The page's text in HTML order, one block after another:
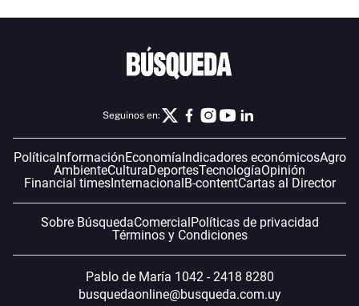
Seguinos en:
PolíticaInformaciónEconomíaIndicadores económicosAgro
AmbienteCulturaDeportesTecnologíaOpinión
Financial timesInternacionalB-contentCartas al Director
Sobre BúsquedaComercialPolíticas de privacidad
Términos y Condiciones
Pablo de María 1042 - 2418 8280
busquedaonline@busqueda.com.uy